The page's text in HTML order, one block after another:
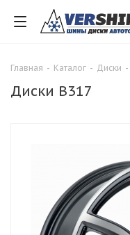
Главная - Каталог - Диски -
Диски B317